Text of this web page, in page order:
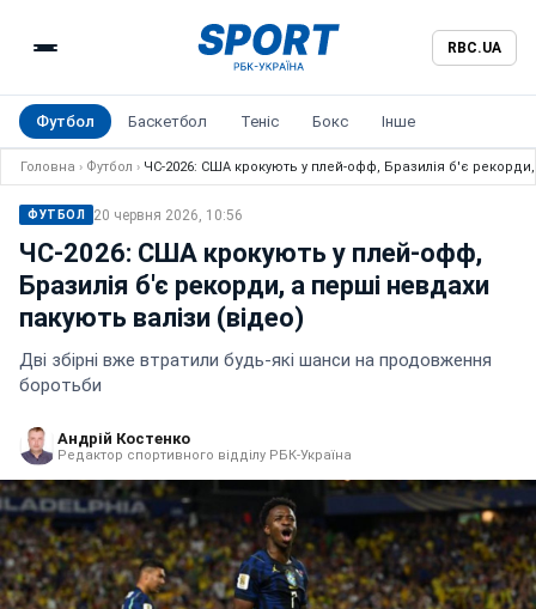
RBC.UA
Футбол Баскетбол Теніс Бокс Інше
Головна › Футбол › ЧС-2026: США крокують у плей-офф, Бразилія б'є
ФУТБОЛ 20 червня 2026, 10:56
ЧС-2026: США крокують у плей-офф,
Бразилія б'є рекорди, а перші невдахи
пакують валізи (відео)
Дві збірні вже втратили будь-які шанси на продовження
боротьби
Андрій Костенко
Редактор спортивного відділу РБК-Україна